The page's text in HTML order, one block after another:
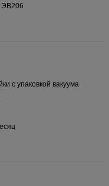
ЭВ206
с упаковкой вакуума